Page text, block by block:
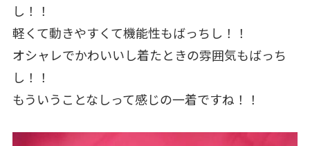
し！！
軽くて動きやすくて機能性もばっちし！！
オシャレでかわいいし着たときの雰囲気もばっち
し！！
もういうことなしって感じの一着ですね！！